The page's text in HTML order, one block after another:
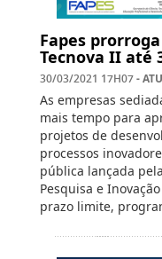
Fapes
Tecnova II até
30/03/2021 17H07-
As empresas
mais tempo para
projetos de
processos
pública lançada
Pesquisa e
prazo limite,